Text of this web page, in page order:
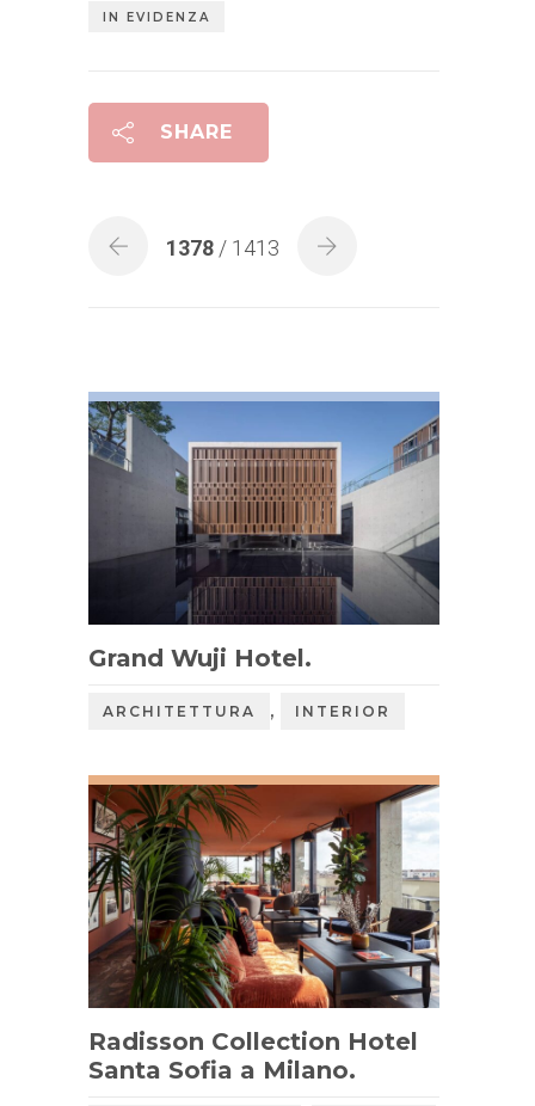
IN EVIDENZA
SHARE
1378 / 1413
Grand Wuji Hotel.
ARCHITETTURA , INTERIOR
Radisson Collection Hotel
Santa Sofia a Milano.